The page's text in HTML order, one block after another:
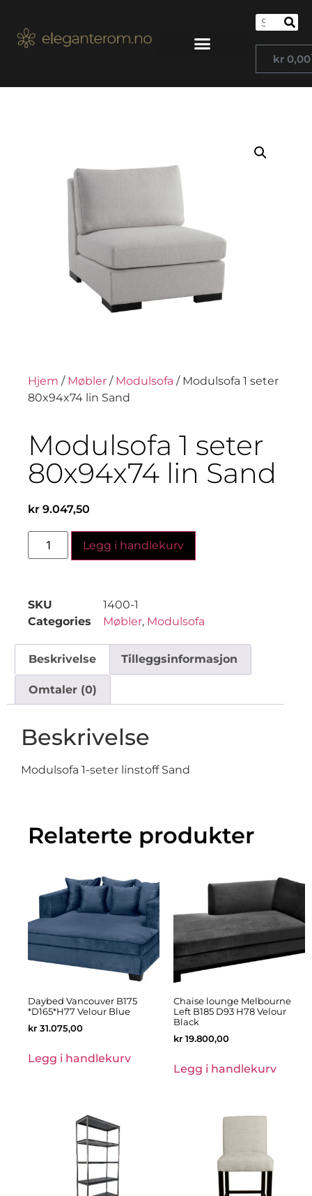
kr0,00
Hjem / Møbler / Modulsofa / Modulsofa 1 seter
80x94x74 lin Sand
Modulsofa 1 seter
80x94x74 lin Sand
kr 9.047,50
Legg i handlekurv
SKU
1400-1
Categories
Møbler, Modulsofa
Beskrivelse Tilleggsinformasjon
Omtaler (0)
Beskrivelse
Modulsofa 1-seter linstoff Sand
Relaterte produkter
Daybed Vancouver B175
*D165*H77 Velour Blue
kr 31.075,00
Legg i handlekurv
Chaise lounge Melbourne
Left B185 D93 H78 Velour
Black
kr 19.800,00
Legg i handlekurv